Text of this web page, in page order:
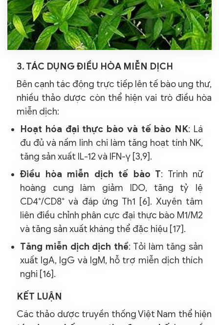
3. TÁC DỤNG ĐIỀU HÒA MIỄN DỊCH
Bên cạnh tác động trực tiếp lên tế bào ung thư,
nhiều thảo dược còn thể hiện vai trò điều hòa
miễn dịch:
Hoạt hóa đại thực bào và tế bào NK: Lá
đu đủ và nấm linh chi làm tăng hoạt tính NK,
tăng sản xuất IL-12 và IFN-γ [3,9].
Điều hòa miễn dịch tế bào T: Trinh nữ
hoàng cung làm giảm IDO, tăng tỷ lệ
CD4⁺/CD8⁺ và đáp ứng Th1 [6]. Xuyên tâm
liên điều chỉnh phân cực đại thực bào M1/M2
và tăng sản xuất kháng thể đặc hiệu [17].
Tăng miễn dịch dịch thể: Tỏi làm tăng sản
xuất IgA, IgG và IgM, hỗ trợ miễn dịch thích
nghi [16].
KẾT LUẬN
Các thảo dược truyền thống Việt Nam thể hiện